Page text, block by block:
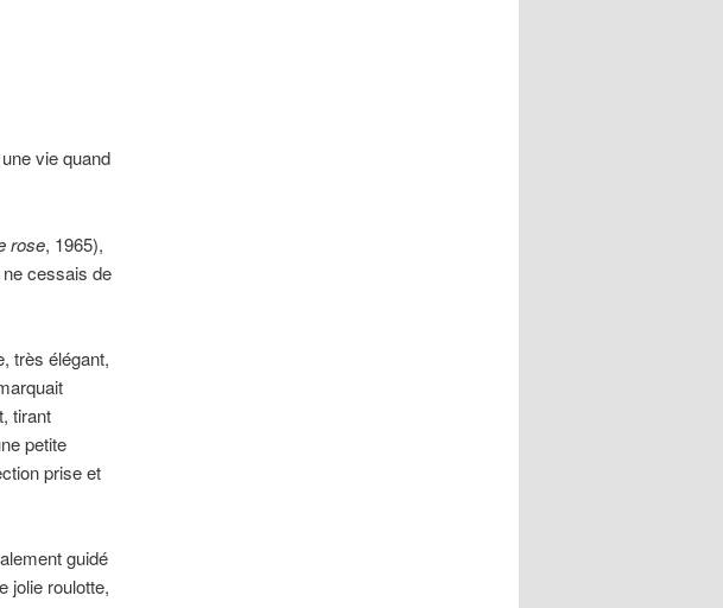
vie quand
rose, 1965),
cessais de
très élégant,
tirant
petite
prise et
guidé
jolie roulotte,